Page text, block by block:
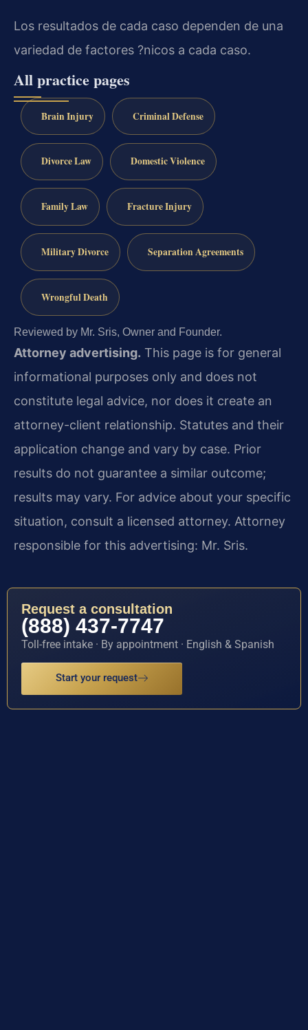
Los resultados de cada caso dependen de una
variedad de factores ?nicos a cada caso.
All practice pages
Brain Injury Criminal Defense
Divorce Law Domestic Violence
Family Law Fracture Injury
Military Divorce Separation Agreements
Wrongful Death
Reviewed by Mr. Sris, Owner and Founder.
Attorney advertising. This page is for general
informational purposes only and does not
constitute legal advice, nor does it create an
attorney-client relationship. Statutes and their
application change and vary by case. Prior
results do not guarantee a similar outcome;
results may vary. For advice about your specific
situation, consult a licensed attorney. Attorney
responsible for this advertising: Mr. Sris.
Request a consultation
(888) 437-7747
Toll-free intake · By appointment · English & Spanish
Start your request